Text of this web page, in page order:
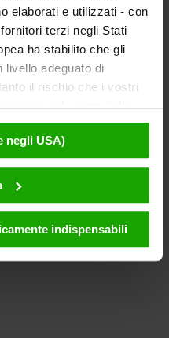
elaborati e utilizzati - con
terzi negli Stati
ha stabilito che gli
livello adeguato di
il rischio che i vostri
accesso da parte delle
e monitoraggio a
nei confronti di fornitori
non sussistano misure
Facendo clic su
cookie possano essere
solo in forma
negli USA)
indispensabili